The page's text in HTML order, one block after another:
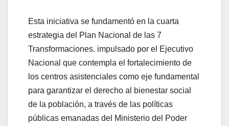
Esta iniciativa se fundamentó en la cuarta
estrategia del Plan Nacional de las 7
Transformaciones. impulsado por el Ejecutivo
Nacional que contempla el fortalecimiento de
los centros asistenciales como eje fundamental
para garantizar el derecho al bienestar social
de la población, a través de las políticas
públicas emanadas del Ministerio del Poder